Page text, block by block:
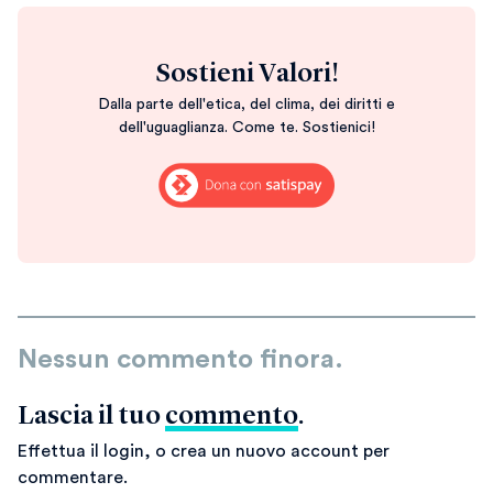
Sostieni Valori!
Dalla parte dell'etica, del clima, dei diritti e
dell'uguaglianza. Come te. Sostienici!
Nessun commento finora.
Lascia il tuo commento.
Effettua il login, o crea un nuovo account per
commentare.